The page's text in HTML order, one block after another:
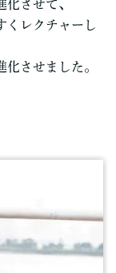
させて、
くレクチャーし
させました。